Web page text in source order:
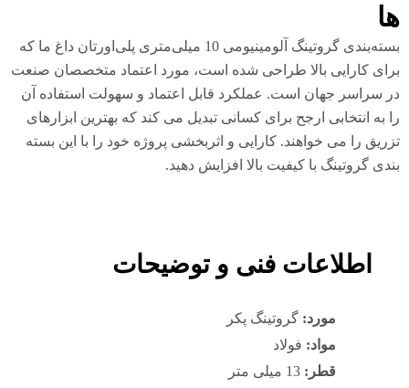
بسته‌بندی گروتینگ آلومینیومی 10 میلی‌متری پلی‌اورتان داغ ما که
کارایی بالا طراحی شده است، مورد اعتماد متخصصان صنعت
سراسر جهان است. عملکرد قابل اعتماد و سهولت استفاده آن
به انتخابی ارجح برای کسانی تبدیل می کند که بهترین ابزارهای
را می خواهند. کارایی و اثربخشی پروژه خود را با این بسته
گروتینگ با کیفیت بالا افزایش دهید.
اطلاعات فنی و توضیحات
مورد:گروتینگ پکر
مواد:فولاد
قطر:13 میلی متر